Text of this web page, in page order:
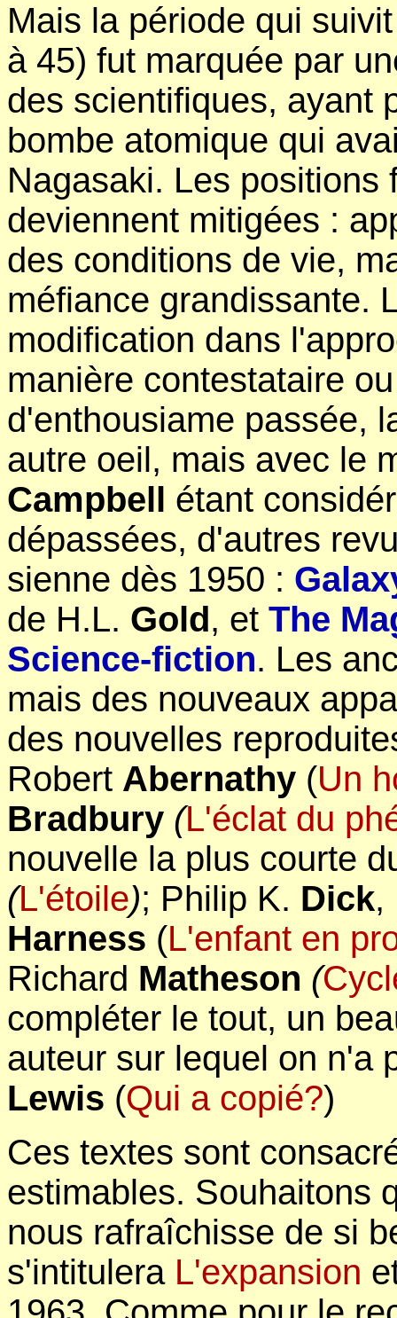
Mais la période qui
à 45) fut marquée par
des scientifiques, ayant
bombe atomique qui
Nagasaki. Les positions
deviennent mitigées :
des conditions de vie,
méfiance grandissante.
modification dans
manière contestataire
d'enthousiame passée,
autre oeil, mais avec le
Campbell étant
dépassées, d'autres
sienne dès 1950 :
de H.L. Gold, et The
Science-fiction. Les
mais des nouveaux
des nouvelles
Robert Abernathy (Un
Bradbury (L'éclat du
nouvelle la plus courte
(L'étoile); Philip K. Dick,
Harness (L'enfant en
Richard Matheson (
compléter le tout, un
auteur sur lequel on n'a
Lewis (Qui a copié?)
Ces textes sont
estimables. Souhaitons
nous rafraîchisse de si
s'intitulera L'expansion